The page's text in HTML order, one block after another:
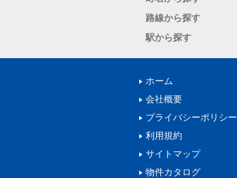
路線から探す
駅から探す
ホーム
会社概要
プライバシーポリシー
利用規約
サイトマップ
物件カタログ